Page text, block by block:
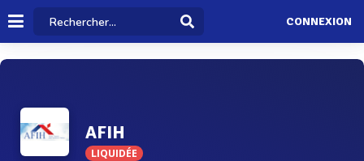
CONNEXION
AFIH
LIQUIDÉE